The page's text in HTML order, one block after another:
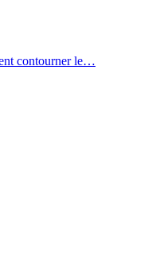
contourner le…